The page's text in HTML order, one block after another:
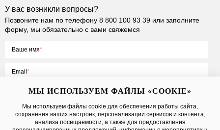
У вас возникли вопросы?
Позвоните нам по телефону 8 800 100 93 39 или заполните
форму, мы обязательно с вами свяжемся
Ваше имя
Email
Нажимая на кнопку «Отправить», вы принимаете условияПубличной
оферты, даетесогласие на обработку персональных данных
МЫ ИСПОЛЬЗУЕМ ФАЙЛЫ «COOKIE»
Мы используем файлы cookie для обеспечения работы сайта,
сохранения ваших настроек, персонализации сервисов и контента,
анализа посещаемости, а также для предоставления